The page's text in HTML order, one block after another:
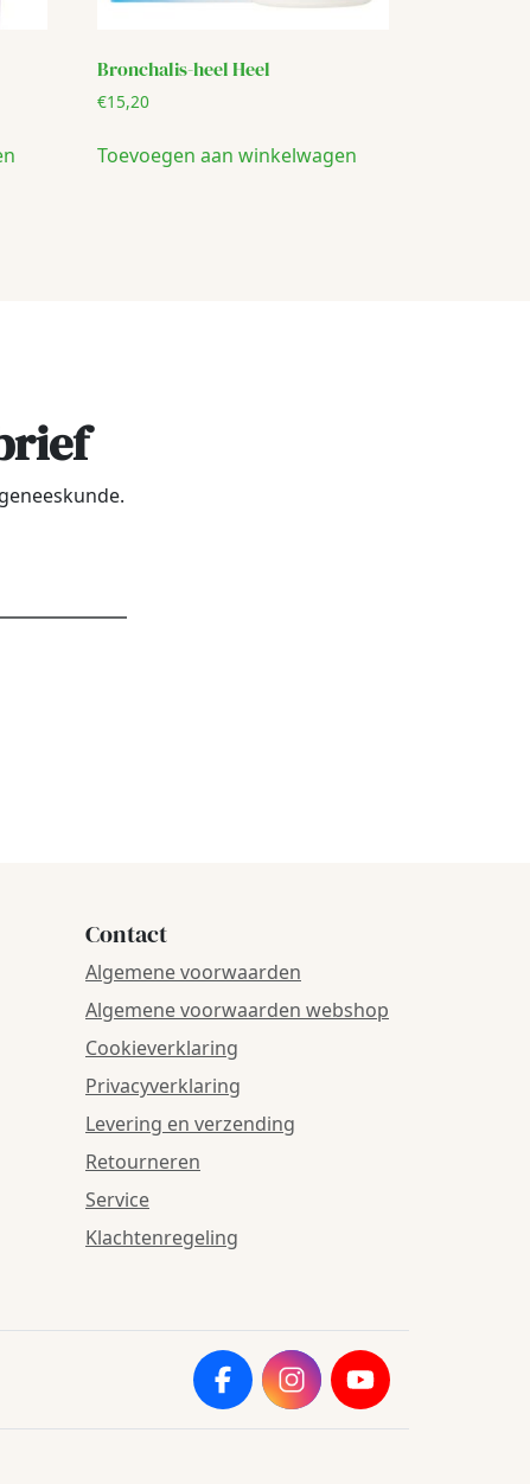
Bronchalis-heel Heel
€15,20
Toevoegen aan winkelwagen
Contact
Algemene voorwaarden
Algemene voorwaarden webshop
Cookieverklaring
Privacyverklaring
Levering en verzending
Retourneren
Service
Klachtenregeling